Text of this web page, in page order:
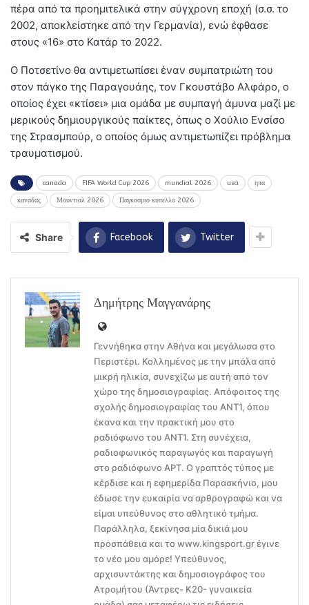
πέρα από τα προημιτελικά στην σύγχρονη εποχή (σ.σ. το
2002, αποκλείστηκε από την Γερμανία), ενώ έφθασε
στους «16» στο Κατάρ το 2022.
Ο Ποτσετίνο θα αντιμετωπίσει έναν συμπατριώτη του
στον πάγκο της Παραγουάης, τον Γκουστάβο Αλφάρο, ο
οποίος έχει «κτίσει» μια ομάδα με συμπαγή άμυνα μαζί με
μερικούς δημιουργικούς παίκτες, όπως ο Χούλιο Ενσίσο
της Στρασμπούρ, ο οποίος όμως αντιμετωπίζει πρόβλημα
τραυματισμού.
canada FIFA World Cup 2026 mundial 2026 usa ηπα
καναδας Μουντιαλ 2026 Παγκοσμιο κυπελλο 2026
Share Facebook Twitter
Δημήτρης Μαγγανάρης
Γεννήθηκα στην Αθήνα και μεγάλωσα στο
Περιστέρι. Κολλημένος με την μπάλα από
μικρή ηλικία, συνεχίζω με αυτή από τον
χώρο της δημοσιογραφίας. Απόφοιτος της
σχολής δημοσιογραφίας του ΑΝΤ1, όπου
έκανα και την πρακτική μου στο
ραδιόφωνο του ΑΝΤ1. Στη συνέχεια,
ραδιοφωνικός παραγωγός και παραγωγή
στο ραδιόφωνο ΑΡΤ. Ο γραπτός τύπος με
κέρδισε και η εφημερίδα Παρασκήνιο, μου
έδωσε την ευκαιρία να αρθρογραφώ και να
είμαι υπεύθυνος στο αθλητικό τμήμα.
Παράλληλα, ξεκίνησα μία δικιά μου
προσπάθεια και το www.kingsport.gr έγινε
το νέο μου αμόρε! Υπεύθυνος,
αρχισυντάκτης και δημοσιογράφος του
Ατρομήτου (Άντρες- Κ20- γυναικεία